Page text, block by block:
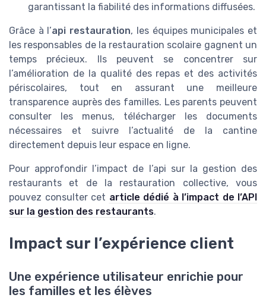
garantissant la fiabilité des informations diffusées.
Grâce à l’api restauration, les équipes municipales et
les responsables de la restauration scolaire gagnent un
temps précieux. Ils peuvent se concentrer sur
l’amélioration de la qualité des repas et des activités
périscolaires, tout en assurant une meilleure
transparence auprès des familles. Les parents peuvent
consulter les menus, télécharger les documents
nécessaires et suivre l’actualité de la cantine
directement depuis leur espace en ligne.
Pour approfondir l’impact de l’api sur la gestion des
restaurants et de la restauration collective, vous
pouvez consulter cet article dédié à l’impact de l’API
sur la gestion des restaurants.
Impact sur l’expérience client
Une expérience utilisateur enrichie pour
les familles et les élèves